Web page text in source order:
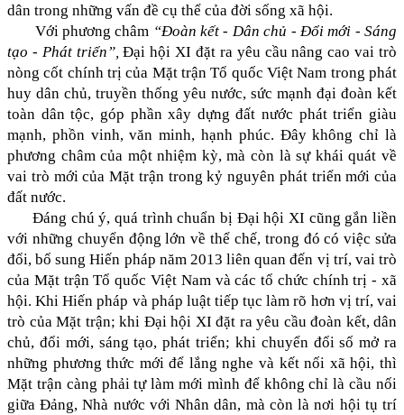
dân trong những vấn đề cụ thể của đời sống xã hội.
Với phương châm “Đoàn kết - Dân chủ - Đổi mới - Sáng
tạo - Phát triển”,Đại hội XI đặt ra yêu cầu nâng cao vai trò
nòng cốt chính trị của Mặt trận Tổ quốc Việt Nam trong phát
huy dân chủ, truyền thống yêu nước, sức mạnh đại đoàn kết
toàn dân tộc, góp phần xây dựng đất nước phát triển giàu
mạnh, phồn vinh, văn minh, hạnh phúc. Đây không chỉ là
phương châm của một nhiệm kỳ, mà còn là sự khái quát về
vai trò mới của Mặt trận trong kỷ nguyên phát triển mới của
đất nước.
Đáng chú ý, quá trình chuẩn bị Đại hội XI cũng gắn liền
với những chuyển động lớn về thể chế, trong đó có việc sửa
đổi, bổ sung Hiến pháp năm 2013 liên quan đến vị trí, vai trò
của Mặt trận Tổ quốc Việt Nam và các tổ chức chính trị - xã
hội. Khi Hiến pháp và pháp luật tiếp tục làm rõ hơn vị trí, vai
trò của Mặt trận; khi Đại hội XI đặt ra yêu cầu đoàn kết, dân
chủ, đổi mới, sáng tạo, phát triển; khi chuyển đổi số mở ra
những phương thức mới để lắng nghe và kết nối xã hội, thì
Mặt trận càng phải tự làm mới mình để không chỉ là cầu nối
giữa Đảng, Nhà nước với Nhân dân, mà còn là nơi hội tụ trí